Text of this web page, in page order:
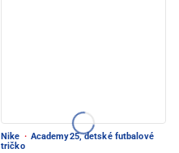
Nike · Academy25, detské futbalové
tričko